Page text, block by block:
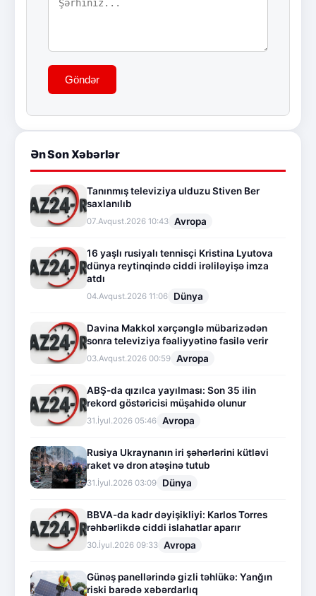
Göndər
Ən Son Xəbərlər
Tanınmış televiziya ulduzu Stiven Ber
saxlanılıb
07.Avqust.2026 10:43 Avropa
16 yaşlı rusiyalı tennisçi Kristina Lyutova
dünya reytinqində ciddi irəliləyişə imza
atdı
04.Avqust.2026 11:06 Dünya
Davina Makkol xərçənglə mübarizədən
sonra televiziya fəaliyyətinə fasilə verir
03.Avqust.2026 00:59 Avropa
ABŞ-da qızılca yayılması: Son 35 ilin
rekord göstəricisi müşahidə olunur
31.İyul.2026 05:46 Avropa
Rusiya Ukraynanın iri şəhərlərini kütləvi
raket və dron atəşinə tutub
31.İyul.2026 03:09 Dünya
BBVA-da kadr dəyişikliyi: Karlos Torres
rəhbərlikdə ciddi islahatlar aparır
30.İyul.2026 09:33 Avropa
Günəş panellərində gizli təhlükə: Yanğın
riski barədə xəbərdarlıq